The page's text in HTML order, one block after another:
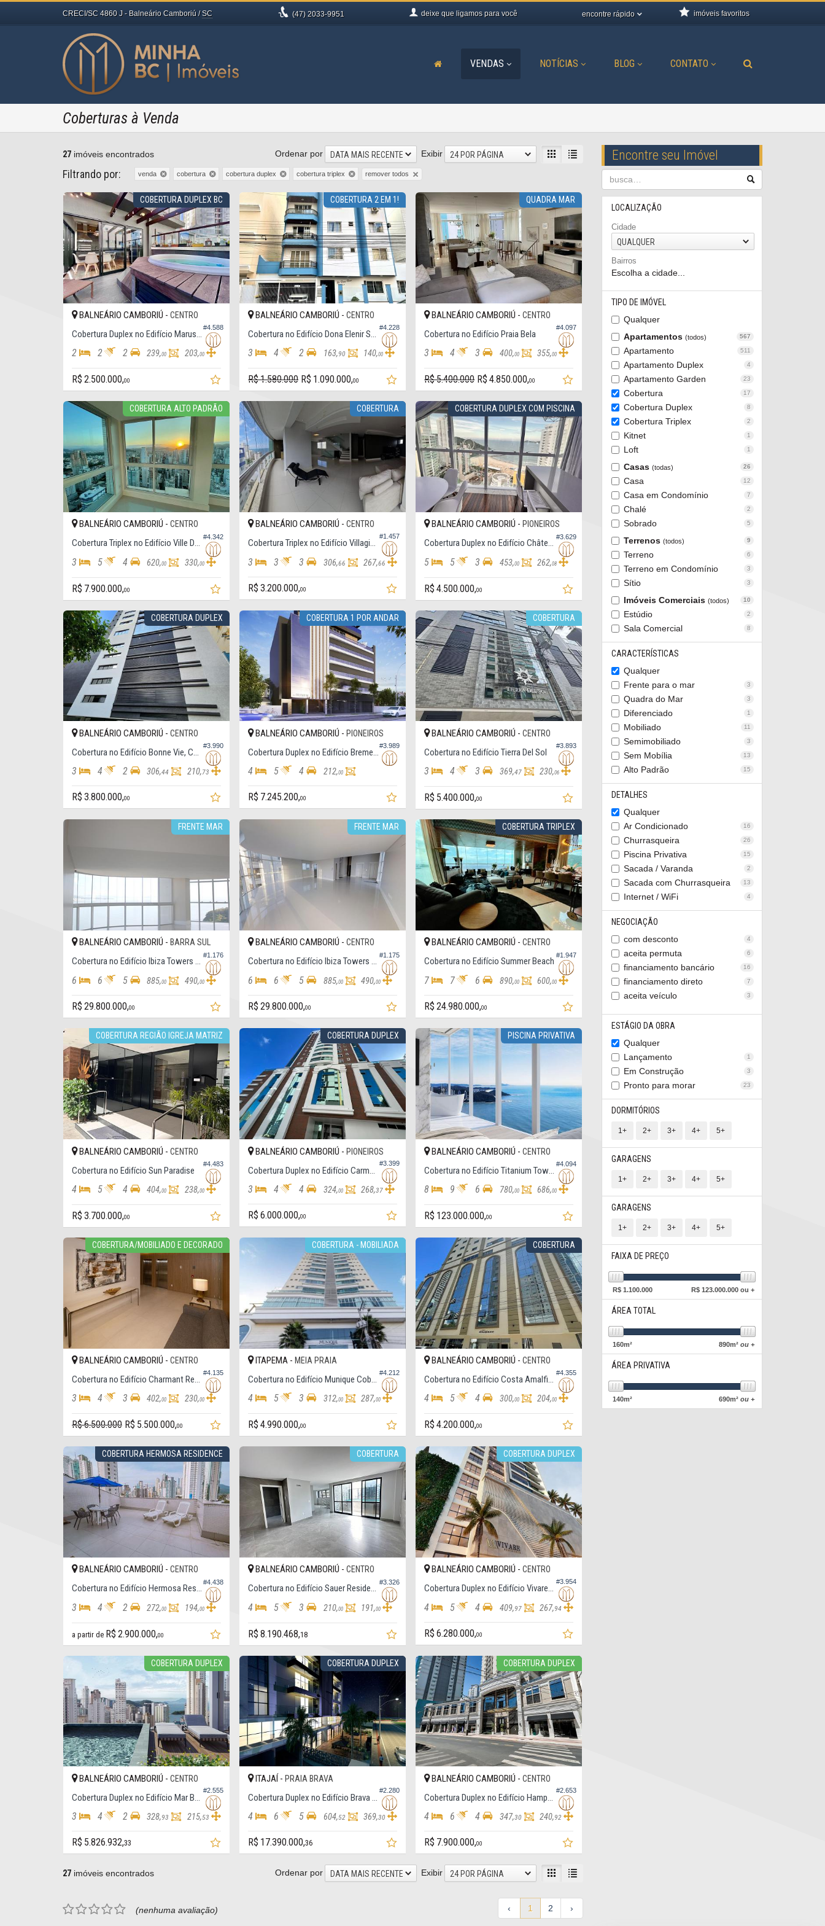
CRECI/SC 4860 J - Balneário Camboriú /SC (47) 2033-9951 deixe que ligamos para você encontre rápido imóveis favoritos
VENDAS NOTÍCIAS BLOG CONTATO
Coberturas à Venda
Encontre seu Imóvel
LOCALIZAÇÃO
Cidade
QUALQUER
Bairros
Escolha a cidade...
TIPO DE IMÓVEL
Qualquer
Apartamentos (todos) 567
Apartamento 511
Apartamento Duplex 4
Apartamento Garden 23
Cobertura 17
Cobertura Duplex 8
Cobertura Triplex 2
Kitnet 1
Loft 1
Casas (todas) 26
Casa 12
Casa em Condomínio 7
Chalé 2
Sobrado 5
Terrenos (todos) 9
Terreno 6
Terreno em Condomínio 3
Sítio 3
Imóveis Comerciais (todos) 10
Estúdio 2
Sala Comercial 8
CARACTERÍSTICAS
Qualquer
Frente para o mar
3
Quadra do Mar 3
Diferenciado 1
Mobiliado 11
Semimobiliado 3
Sem Mobília 13
Alto Padrão 15
DETALHES
Qualquer
Ar Condicionado
16
Churrasqueira 26
Piscina Privativa 15
Sacada / Varanda 2
Sacada com Churrasqueira 13
Internet / WiFi 4
NEGOCIAÇÃO
com desconto
4
aceita permuta 6
financiamento bancário 16
financiamento direto 7
aceita veículo 3
ESTÁGIO DA OBRA
Qualquer
Lançamento
1
Em Construção 3
Pronto para morar 23
DORMITÓRIOS
1+ 2+ 3+ 4+ 5+
GARAGENS
1+ 2+ 3+ 4+ 5+
GARAGENS
1+ 2+ 3+ 4+ 5+
FAIXA DE PREÇO
R$ 1.100.000 R$123.000.000 ou +
ÁREA TOTAL
160m² 890m²ou +
ÁREA PRIVATIVA
140m² 690m²ou +
27 imóveis encontrados Exibir 24 POR PÁGINA
Ordenar por DATA MAIS RECENTE
Filtrando por: venda cobertura cobertura duplex cobertura triplex remover todos
COBERTURA DUPLEX BC
#4.588
BALNEÁRIO CAMBORIÚ - CENTRO
Cobertura Duplex no Edifício Marus Vinícius
2 2 2 239,00 203,00
R$ 2.500.000,00
COBERTURA 2 EM 1!
#4.228
BALNEÁRIO CAMBORIÚ -CENTRO
Cobertura no Edifício Dona Elenir Semimobiliado
3 4 2 163,90 140,00
R$ 1.580.000 R$ 1.090.000,00
QUADRA MAR
#4.097
BALNEÁRIO CAMBORIÚ -CENTRO
Cobertura no Edifício Praia Bela
3 4 3 400,00 355,00
R$ 5.400.000 R$ 4.850.000,00
COBERTURA ALTO PADRÃO
#4.342
BALNEÁRIO CAMBORIÚ - CENTRO
Cobertura Triplex no Edifício Ville Del Acqua - Cobertura Triplex
3 5 4 620,00 330,00
R$ 7.900.000,00
COBERTURA
#1.457
BALNEÁRIO CAMBORIÚ -CENTRO
Cobertura Triplex no Edifício Villagio de Veneza
3 3 3 306,66 267,66
R$ 3.200.000,00
COBERTURA DUPLEX COM PISCINA
#3.629
BALNEÁRIO CAMBORIÚ - PIONEIROS
Cobertura Duplex no Edifício Château Montmarte, Cobertura
5 5 3 453,00 262,08
R$ 4.500.000,00
COBERTURA DUPLEX
#3.990
BALNEÁRIO CAMBORIÚ - CENTRO
Cobertura no Edifício Bonne Vie, Cobertura
3 4 2 306,44 210,73
R$ 3.800.000,00
COBERTURA 1 POR ANDAR
#3.989
BALNEÁRIO CAMBORIÚ -PIONEIROS
Cobertura Duplex no Edifício Bremen Dorf
4 5 4 212,00
R$ 7.245.200,00
COBERTURA
#3.893
BALNEÁRIO CAMBORIÚ -CENTRO
Cobertura no Edifício Tierra Del Sol
3 4 3 369,47 230,06
R$ 5.400.000,00
FRENTE MAR
#1.176
BALNEÁRIO CAMBORIÚ - BARRA SUL
Cobertura no Edifício Ibiza Towers - (torre Norte)
6 6 5 885,00 490,00
R$ 29.800.000,00
FRENTE MAR
#1.175
BALNEÁRIO CAMBORIÚ -CENTRO
Cobertura no Edifício Ibiza Towers - (torre Sul)
6 6 5 885,00 490,00
R$ 29.800.000,00
COBERTURA TRIPLEX
#1.947
BALNEÁRIO CAMBORIÚ -CENTRO
Cobertura no Edifício Summer Beach
7 7 6 890,00 600,00
R$ 24.980.000,00
COBERTURA REGIÃO IGREJA MATRIZ
#4.483
BALNEÁRIO CAMBORIÚ - CENTRO
Cobertura no Edifício Sun Paradise
4 5 4 404,00 238,00
R$ 3.700.000,00
COBERTURA DUPLEX
#3.399
BALNEÁRIO CAMBORIÚ -PIONEIROS
3 4 4 324,00 268,37
R$ 6.000.000,00
PISCINA PRIVATIVA
#4.094
BALNEÁRIO CAMBORIÚ -CENTRO
8 9 6 780,00 686,00
R$ 123.000.000,00
COBERTURA/MOBILIADO E DECORADO
#4.135
BALNEÁRIO CAMBORIÚ - CENTRO
Cobertura no Edifício Charmant Residence, Cobertura
3 4 3 402,00 230,00
R$ 6.500.000 R$ 5.500.000,00
COBERTURA - MOBILIADA
#4.212
ITAPEMA -MEIA PRAIA
Cobertura no Edifício Munique Cobertura
4 5 3 312,00 287,00
R$ 4.990.000,00
COBERTURA
#4.355
BALNEÁRIO CAMBORIÚ -CENTRO
Cobertura no Edifício Costa Amalfitana, Cobertura
4 5 4 300,00 204,00
R$ 4.200.000,00
COBERTURA HERMOSA RESIDENCE
#4.438
BALNEÁRIO CAMBORIÚ - CENTRO
Cobertura no Edifício Hermosa Residence
3 4 2 272,00 194,00
a partir de R$ 2.900.000,00
COBERTURA
#3.326
BALNEÁRIO CAMBORIÚ -CENTRO
Cobertura no Edifício Sauer Residence
4 5 3 210,00 191,00
R$ 8.190.468,18
COBERTURA DUPLEX
#3.954
BALNEÁRIO CAMBORIÚ -CENTRO
Cobertura Duplex no Edifício Vivare Residence, Cobertura
4 5 4 409,97 267,94
R$ 6.280.000,00
COBERTURA DUPLEX
#2.555
BALNEÁRIO CAMBORIÚ - CENTRO
Cobertura Duplex no Edifício Mar Belle Residence, Cobertura
3 4 2 328,93 215,53
R$ 5.826.932,33
COBERTURA DUPLEX
#2.280
ITAJAÍ -PRAIA BRAVA
Cobertura Duplex no Edifício Brava Center, Cobertura
4 6 5 604,52 369,30
R$ 17.390.000,36
COBERTURA DUPLEX
#2.653
BALNEÁRIO CAMBORIÚ -CENTRO
Cobertura Duplex no Edifício Hamptons Village Cobertura
4 6 4 347,30 240,92
R$ 7.900.000,00
27 imóveis encontrados Exibir 24 POR PÁGINA
Ordenar por DATA MAIS RECENTE
‹ 1 2 ›
(nenhuma avaliação)